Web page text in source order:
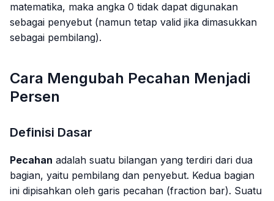
matematika, maka angka 0 tidak dapat digunakan
sebagai penyebut (namun tetap valid jika dimasukkan
sebagai pembilang).
Cara Mengubah Pecahan Menjadi
Persen
Definisi Dasar
Pecahan adalah suatu bilangan yang terdiri dari dua
bagian, yaitu pembilang dan penyebut. Kedua bagian
ini dipisahkan oleh garis pecahan (fraction bar). Suatu